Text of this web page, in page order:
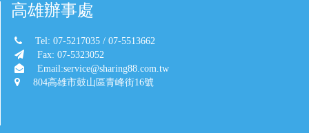
高雄辦事處
Tel: 07-5217035 / 07-5513662
Fax: 07-5323052
Email:service@sharing88.com.tw
804高雄市鼓山區青峰街16號